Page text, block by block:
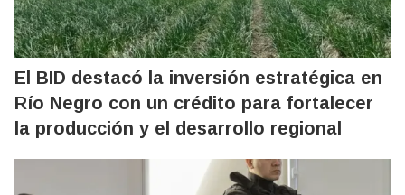
El BID destacó la inversión estratégica en
Río Negro con un crédito para fortalecer
la producción y el desarrollo regional